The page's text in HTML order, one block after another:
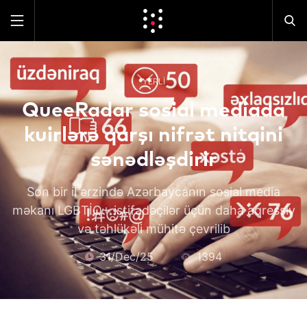
YERLI
QueeRadar sosial mediada
kuirlərə qarşı nifrət nitqini
sənədləşdirir
Son bir il ərzində Azərbaycanın sosial media
məkanı LGBTİQ+ istifadəçilər üçün daha aqressiv
və təhlükəli mühitə çevrilib
31/Dec/25 1394